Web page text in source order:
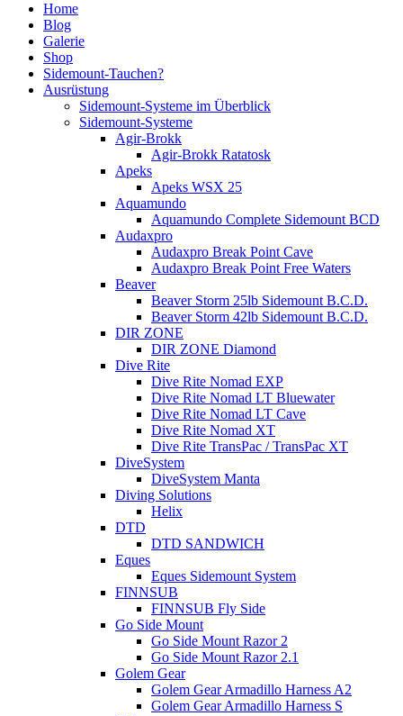
Home
Blog
Galerie
Shop
Sidemount-Tauchen?
Ausrüstung
Sidemount-Systeme im Überblick
Sidemount-Systeme
Agir-Brokk
Agir-Brokk Ratatosk
Apeks
Apeks WSX 25
Aquamundo
Aquamundo Complete Sidemount BCD
Audaxpro
Audaxpro Break Point Cave
Audaxpro Break Point Free Waters
Beaver
Beaver Storm 25lb Sidemount B.C.D.
Beaver Storm 42lb Sidemount B.C.D.
DIR ZONE
DIR ZONE Diamond
Dive Rite
Dive Rite Nomad EXP
Dive Rite Nomad LT Bluewater
Dive Rite Nomad LT Cave
Dive Rite Nomad XT
Dive Rite TransPac / TransPac XT
DiveSystem
DiveSystem Manta
Diving Solutions
Helix
DTD
DTD SANDWICH
Eques
Eques Sidemount System
FINNSUB
FINNSUB Fly Side
Go Side Mount
Go Side Mount Razor 2
Go Side Mount Razor 2.1
Golem Gear
Golem Gear Armadillo Harness A2
Golem Gear Armadillo Harness S